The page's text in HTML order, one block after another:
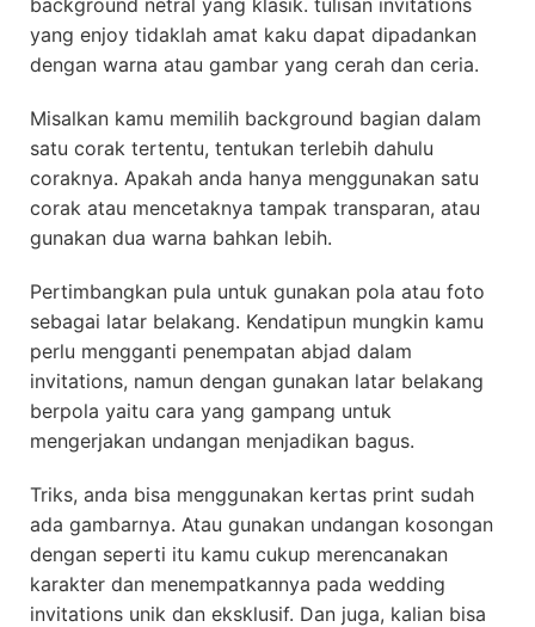
yang enjoy tidaklah amat kaku dapat dipadankan
dengan warna atau gambar yang cerah dan ceria.
Misalkan kamu memilih background bagian dalam
satu corak tertentu, tentukan terlebih dahulu
coraknya. Apakah anda hanya menggunakan satu
corak atau mencetaknya tampak transparan, atau
gunakan dua warna bahkan lebih.
Pertimbangkan pula untuk gunakan pola atau foto
sebagai latar belakang. Kendatipun mungkin kamu
perlu mengganti penempatan abjad dalam
invitations, namun dengan gunakan latar belakang
berpola yaitu cara yang gampang untuk
mengerjakan undangan menjadikan bagus.
Triks, anda bisa menggunakan kertas print sudah
ada gambarnya. Atau gunakan undangan kosongan
dengan seperti itu kamu cukup merencanakan
karakter dan menempatkannya pada wedding
invitations unik dan eksklusif. Dan juga, kalian bisa